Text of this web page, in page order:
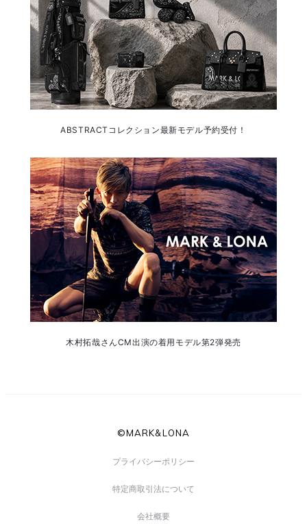
ABSTRACTコレクション最新モデル予約受付！
木村拓哉さんCM出演の着用モデル第2弾発売
©MARK&LONA
プライバシーポリシー
特定商取引法について
会社概要